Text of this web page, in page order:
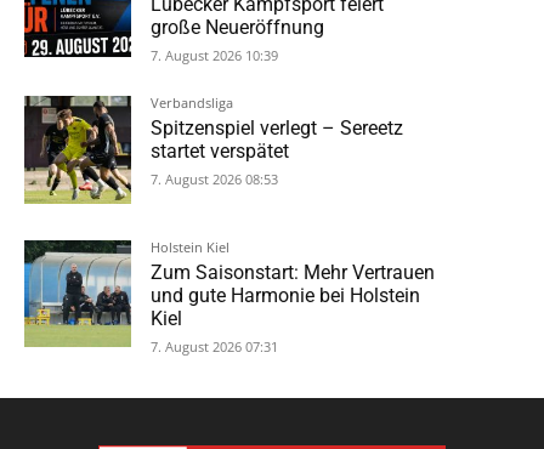
Lübecker Kampfsport feiert
große Neueröffnung
7. August 2026 10:39
Verbandsliga
Spitzenspiel verlegt – Sereetz
startet verspätet
7. August 2026 08:53
Holstein Kiel
Zum Saisonstart: Mehr Vertrauen
und gute Harmonie bei Holstein
Kiel
7. August 2026 07:31